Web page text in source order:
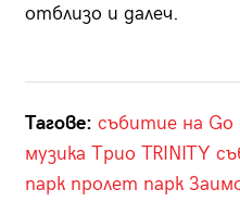
отблизо и далеч.
Тагове: събитие на Go
музика Трио TRINITY
парк пролет парк